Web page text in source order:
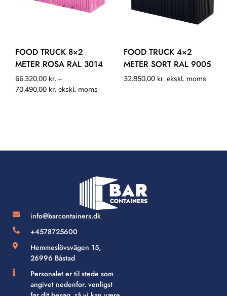
FOOD TRUCK 8×2
METER ROSA RAL 3014
66.320,00 kr. –
70.490,00 kr. ekskl. moms
FOOD TRUCK 4×2
METER SORT RAL 9005
32.850,00 kr. ekskl. moms
info@barcontainers.dk
+4578725600
Hemmeslövsvägen 15,
26996 Båstad
Personalet er til stede som
angivet nedenfor. venligst